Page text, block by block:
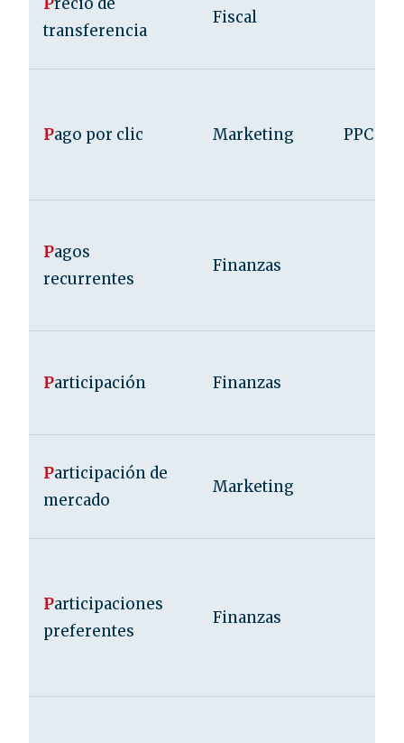
transferencia
Fiscal
Pago por clic Marketing PPC
Pagos
recurrentes
Finanzas
Participación Finanzas
Participación de
mercado
Marketing
Participaciones
preferentes
Finanzas